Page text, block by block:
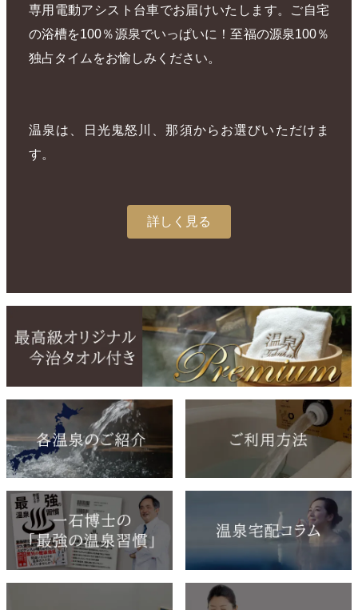
専用電動アシスト台車でお届けいたします。ご自宅
の浴槽を100％源泉でいっぱいに！至福の源泉100％
独占タイムをお愉しみください。
温泉は、日光鬼怒川、那須からお選びいただけま
す。
詳しく見る